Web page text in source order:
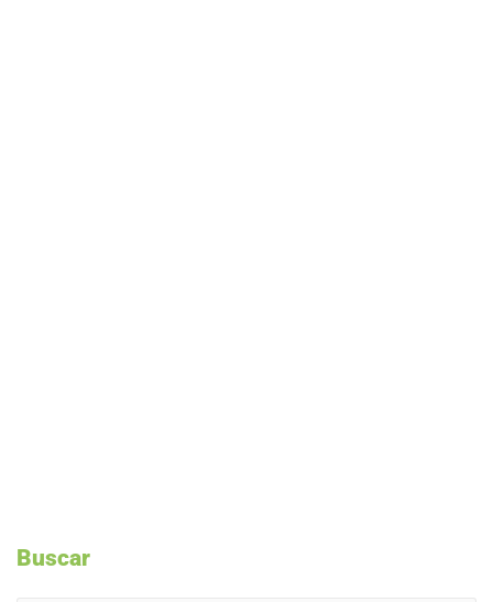
Buscar